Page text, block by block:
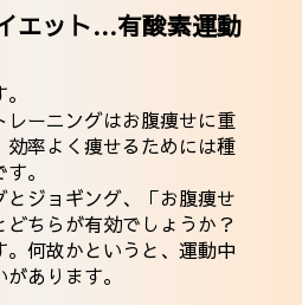
エット…有酸素運動
レーニングはお腹痩せに重
効率よく痩せるためには種
。
ジョギング、「お腹痩せ
ちらが有効でしょうか？
何故かというと、運動中
あります。